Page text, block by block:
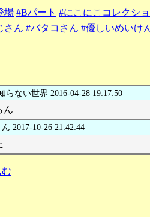
場 #Bパート #にこにこコレクシ
さん #バタコさん #優しいめいけ
らない世界 2016-04-28 19:17:50
ん
2017-10-26 21:42:44